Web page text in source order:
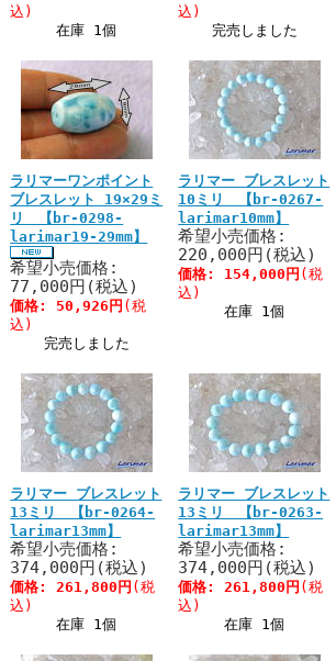
込)
在庫 1個
込)
完売しました
ラリマーワンポイント
ブレスレット 19×29ミ
リ 【br-0298-
larimar19-29mm】
希望小売価格:
77,000円(税込)
価格: 50,926円 (税
込)
完売しました
ラリマー ブレスレット
10ミリ 【br-0267-
larimar10mm】
希望小売価格:
220,000円(税込)
価格: 154,000円 (税
込)
在庫 1個
ラリマー ブレスレット
13ミリ 【br-0264-
larimar13mm】
希望小売価格:
374,000円(税込)
価格:261,800円 (税
込)
在庫 1個
ラリマー ブレスレット
13ミリ 【br-0263-
larimar13mm】
希望小売価格:
374,000円(税込)
価格:261,800円 (税
込)
在庫 1個